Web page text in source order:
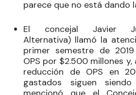
parece que no está dando
El concejal Javier
Alternativa) llamó la
primer semestre de
OPS por $2.500 millones y,
reducción de OPS en
gastados siguen